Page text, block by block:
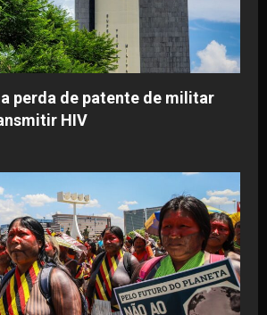
perda de patente de militar
HIV